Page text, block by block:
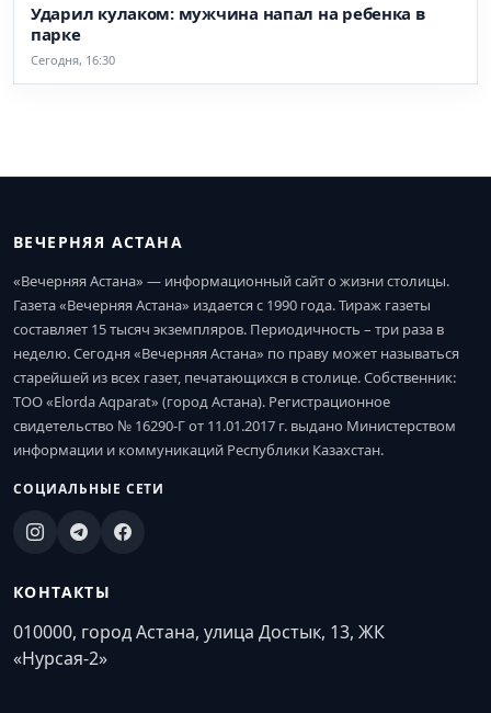
Ударил кулаком: мужчина напал на ребенка в
парке
Сегодня, 16:30
ВЕЧЕРНЯЯ АСТАНА
«Вечерняя Астана» — информационный сайт о жизни столицы.
Газета «Вечерняя Астана» издается с 1990 года. Тираж газеты
составляет 15 тысяч экземпляров. Периодичность – три раза в
неделю. Сегодня «Вечерняя Астана» по праву может называться
старейшей из всех газет, печатающихся в столице. Собственник:
ТОО «Elorda Aqparat» (город Астана). Регистрационное
свидетельство № 16290-Г от 11.01.2017 г. выдано Министерством
информации и коммуникаций Республики Казахстан.
СОЦИАЛЬНЫЕ СЕТИ
КОНТАКТЫ
010000, город Астана, улица Достык, 13, ЖК
«Нурсая-2»